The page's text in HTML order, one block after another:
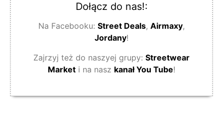
Dołącz do nas!:
Na Facebooku: Street Deals, Airmaxy,
Jordany!
Zajrzyj też do naszyej grupy: Streetwear
Market i na nasz kanał You Tube!